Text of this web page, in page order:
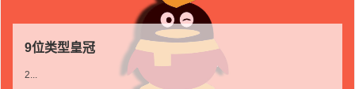
9位类型皇冠
2...